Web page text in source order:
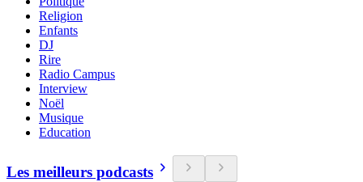
Religion
Enfants
DJ
Rire
Radio Campus
Interview
Noël
Musique
Education
Les meilleurs podcasts